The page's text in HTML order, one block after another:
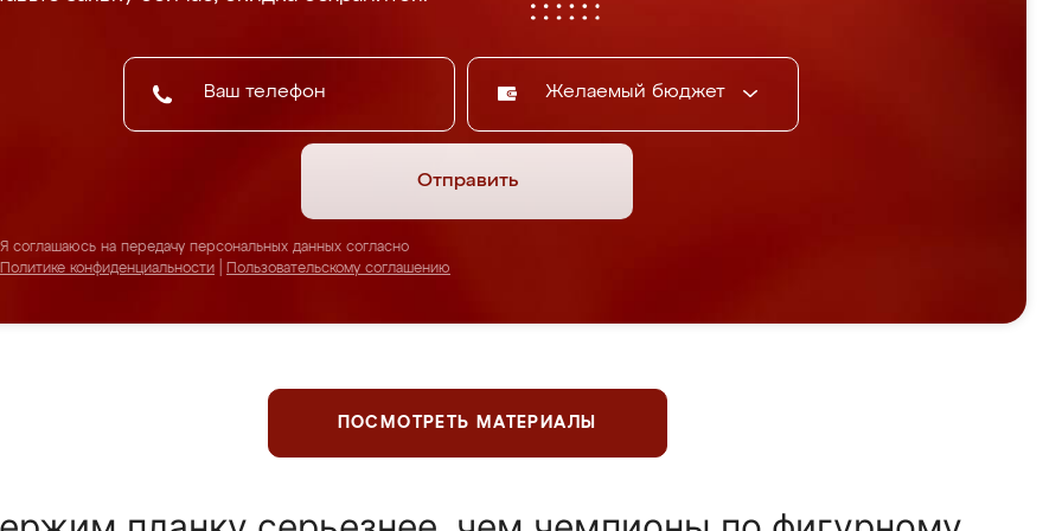
Желаемый бюджет
Отправить
Я соглашаюсь на передачу персональных данных согласно
Политике конфиденциальности
Пользовательскому соглашению
ПОСМОТРЕТЬ МАТЕРИАЛЫ